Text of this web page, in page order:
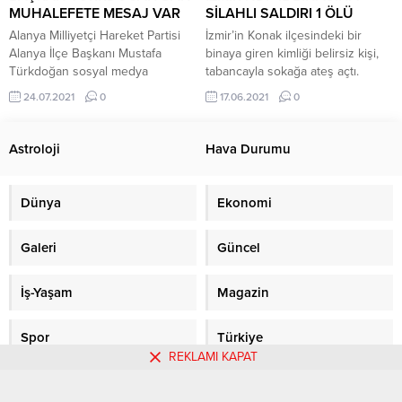
yaptığı,...
Norwich, QPR...
MUHALEFETE MESAJ VAR
Alanya Milliyetçi Hareket Partisi
Alanya İlçe Başkanı Mustafa
Türkdoğan sosyal medya
hesabından yayınladığı sitemli
paylaşımla dikkat çekti. Başkan
konunun özellikle altını çizmek
istiyorum. Şehrimizde,
olumsuzlukları sosyal medya ve
medya üzerinde gündeme
hemşerimiz yarış içinde. Bu ufak
24.07.2021 0
SİLAHLI SALDIRI 1 ÖLÜ
İzmir’in Konak ilçesindeki bir
binaya giren kimliği belirsiz kişi,
tabancayla sokağa ateş açtı.
Şüpheli, olay yerine gelen polis
tarafından gözaltına alındı. Olay,
Semti’ndeki bir binada meydana
kimliği belirsiz kişi, bir anda
17.06.2021 0
Astroloji Hava Durumu
Dünya Ekonomi
Galeri Güncel
İş-Yaşam Magazin
Spor Türkiye
REKLAMI KAPAT